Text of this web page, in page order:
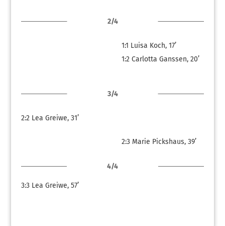
2/4
1:1 Luisa Koch, 17’
1:2 Carlotta Ganssen, 20’
3/4
2:2 Lea Greiwe, 31’
2:3 Marie Pickshaus, 39’
4/4
3:3 Lea Greiwe, 57’